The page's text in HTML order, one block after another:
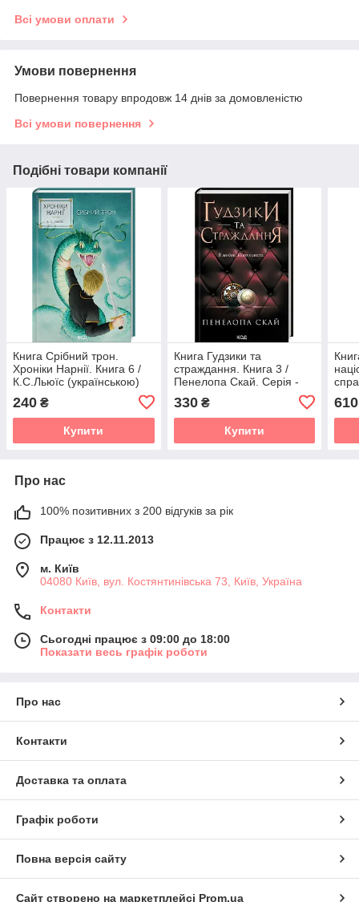
Всі умови оплати
Умови повернення
Повернення товару впродовж 14 днів за домовленістю
Всі умови повернення
Подібні товари компанії
Книга Срібний трон.
Хроніки Нарнії. Книга 6 /
К.С.Льюїс (українською)
240 ₴
Купити
Книга Гудзики та
страждання. Книга 3 /
Пенелопа Скай. Серія -
330₴
Купити
610
Про нас
100% позитивних з 200 відгуків за рік
Працює з 12.11.2013
м. Київ
04080 Київ, вул. Костянтинівська 73, Київ, Україна
Контакти
Сьогодні працює з 09:00 до 18:00
Показати весь графік роботи
Про нас
Контакти
Доставка та оплата
Графік роботи
Повна версія сайту
Сайт створено на маркетплейсі Prom.ua